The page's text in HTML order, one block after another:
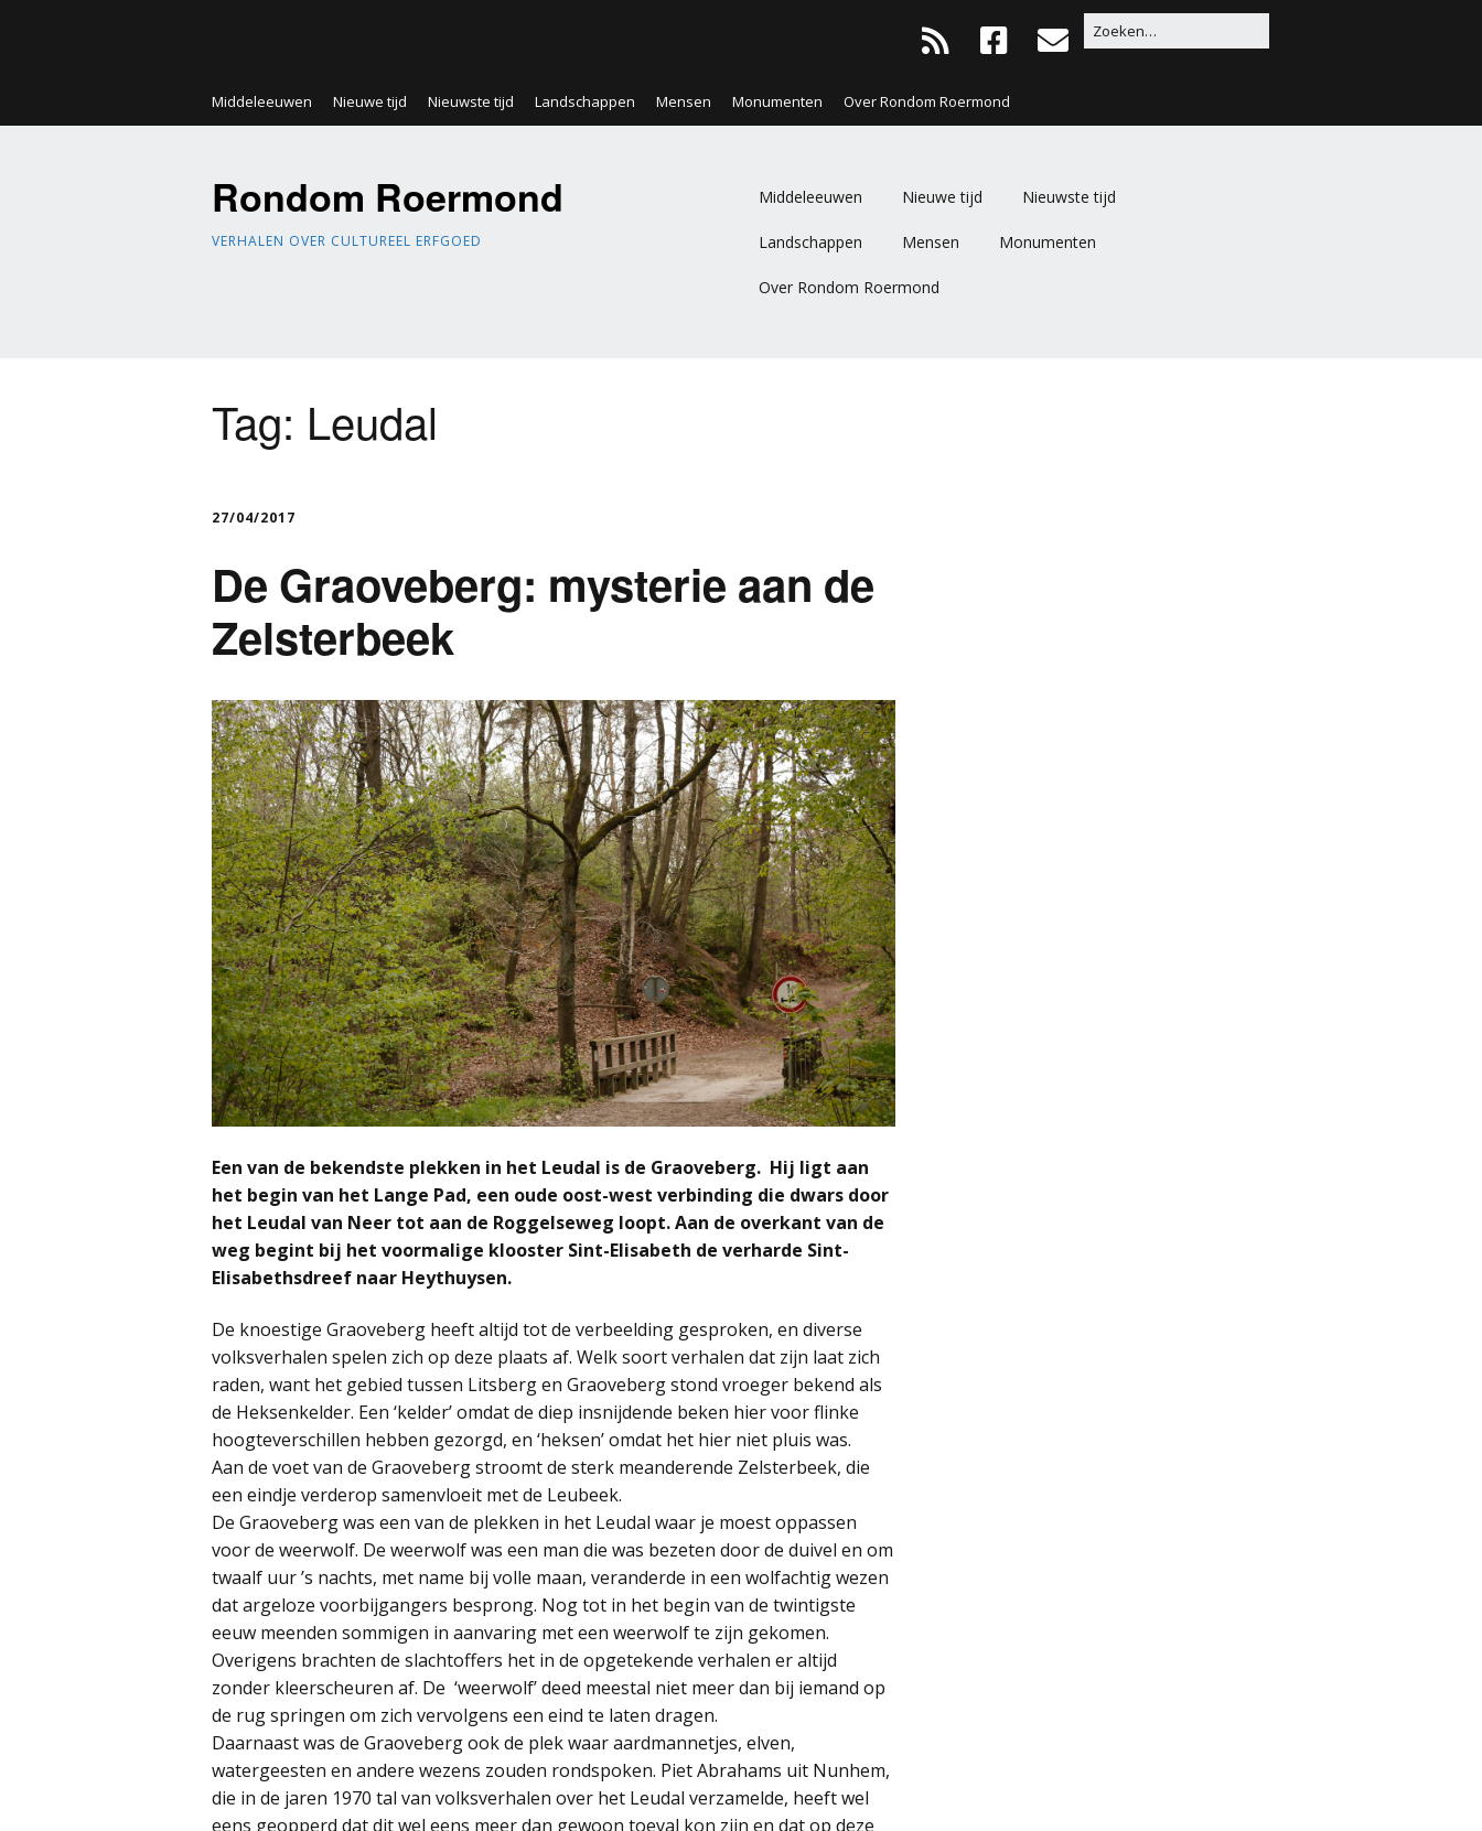
Middeleeuwen Nieuwe tijd Nieuwste tijd Landschappen Mensen Monumenten Over Rondom Roermond
Rondom Roermond
VERHALEN OVER CULTUREEL ERFGOED
Middeleeuwen Nieuwe tijd Nieuwste tijd
Landschappen Mensen Monumenten
Over Rondom Roermond
Tag: Leudal
27/04/2017
De Graoveberg: mysterie aan de
Zelsterbeek
Een van de bekendste plekken in het Leudal is de Graoveberg. Hij ligt aan
het begin van het Lange Pad, een oude oost-west verbinding die dwars door
het Leudal van Neer tot aan de Roggelseweg loopt. Aan de overkant van de
weg begint bij het voormalige klooster Sint-Elisabeth de verharde Sint-
Elisabethsdreef naar Heythuysen.
De knoestige Graoveberg heeft altijd tot de verbeelding gesproken, en diverse
volksverhalen spelen zich op deze plaats af. Welk soort verhalen dat zijn laat zich
raden, want het gebied tussen Litsberg en Graoveberg stond vroeger bekend als
de Heksenkelder. Een ‘kelder’ omdat de diep insnijdende beken hier voor flinke
hoogteverschillen hebben gezorgd, en ‘heksen’ omdat het hier niet pluis was.
Aan de voet van de Graoveberg stroomt de sterk meanderende Zelsterbeek, die
een eindje verderop samenvloeit met de Leubeek.
De Graoveberg was een van de plekken in het Leudal waar je moest oppassen
voor de weerwolf. De weerwolf was een man die was bezeten door de duivel en om
twaalf uur ’s nachts, met name bij volle maan, veranderde in een wolfachtig wezen
dat argeloze voorbijgangers besprong. Nog tot in het begin van de twintigste
eeuw meenden sommigen in aanvaring met een weerwolf te zijn gekomen.
Overigens brachten de slachtoffers het in de opgetekende verhalen er altijd
zonder kleerscheuren af. De ‘weerwolf’ deed meestal niet meer dan bij iemand op
de rug springen om zich vervolgens een eind te laten dragen.
Daarnaast was de Graoveberg ook de plek waar aardmannetjes, elven,
watergeesten en andere wezens zouden rondspoken. Piet Abrahams uit Nunhem,
die in de jaren 1970 tal van volksverhalen over het Leudal verzamelde, heeft wel
eens geopperd dat dit wel eens meer dan gewoon toeval kon zijn en dat op deze